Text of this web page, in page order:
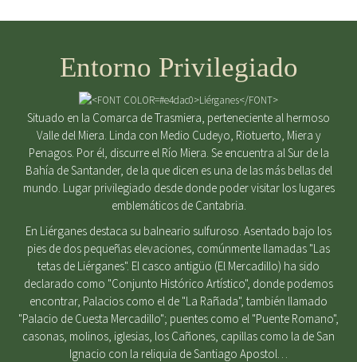
Entorno Privilegiado
Situado en la Comarca de Trasmiera, perteneciente al hermoso
Valle del Miera. Linda con Medio Cudeyo, Riotuerto, Miera y
Penagos. Por él, discurre el Río Miera. Se encuentra al Sur de la
Bahía de Santander, de la que dicen es una de las más bellas del
mundo. Lugar privilegiado desde donde poder visitar los lugares
emblemáticos de Cantabria.
En Liérganes destaca su balneario sulfuroso. Asentado bajo los
pies de dos pequeñas elevaciones, comúnmente llamadas "Las
tetas de Liérganes". El casco antigüo (El Mercadillo) ha sido
declarado como "Conjunto Histórico Artístico", donde podemos
encontrar, Palacios como el de "La Rañada", también llamado
"Palacio de Cuesta Mercadillo"; puentes como el "Puente Romano",
casonas, molinos, iglesias, los Cañones, capillas como la de San
Ignacio con la reliquia de Santiago Apostol…